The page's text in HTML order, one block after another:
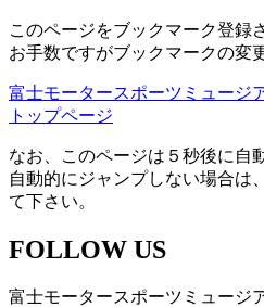
このページをブックマーク登録
お手数ですがブックマークの変
富士モータースポーツミュージ
トップページ
なお、このページは５秒後に自
自動的にジャンプしない場合は
て下さい。
FOLLOW US
富士モータースポーツミュージ